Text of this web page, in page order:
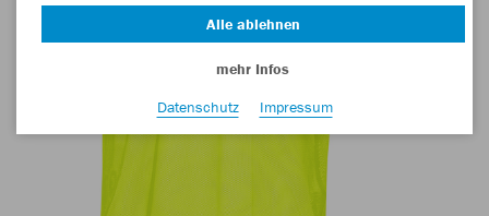
Alle ablehnen
mehr Infos
Datenschutz
Impressum